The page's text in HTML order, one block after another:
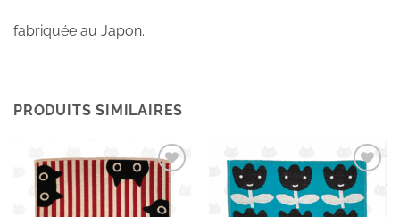
fabriquée au Japon.
PRODUITS SIMILAIRES
à la
wishlist
Ajouter
à la
wishlist